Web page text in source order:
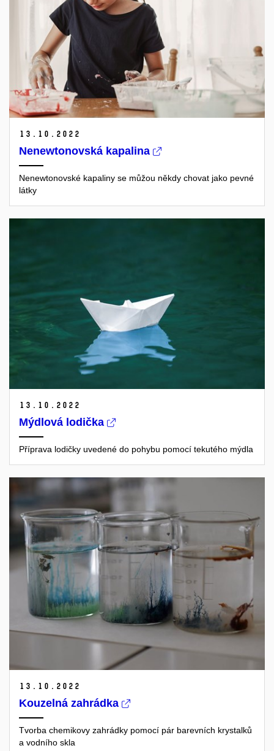
13. 10. 2022
Nenewtonovská kapalina
Nenewtonovské kapaliny se můžou někdy chovat jako pevné
látky
13. 10. 2022
Mýdlová lodička
Příprava lodičky uvedené do pohybu pomocí tekutého mýdla
13. 10. 2022
Kouzelná zahrádka
Tvorba chemikovy zahrádky pomocí pár barevních krystalků
a vodního skla